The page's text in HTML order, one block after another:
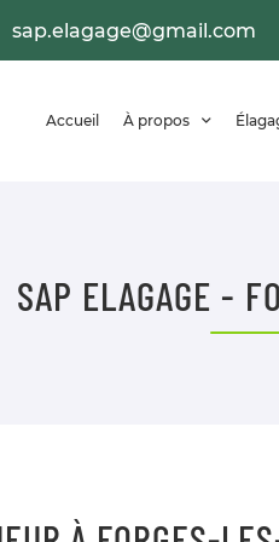
Accueil À propos
SAP ELAGAGE -